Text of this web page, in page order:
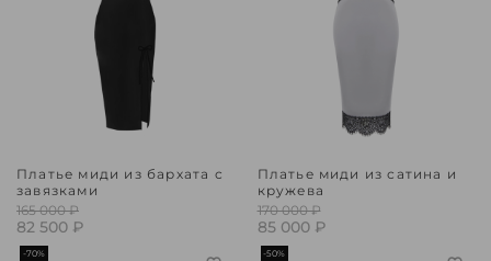
Платье миди из бархата с
завязками
165 000 ₽
82 500 ₽
Платье миди из сатина и
кружева
170 000 ₽
85 000 ₽
-70% -50%